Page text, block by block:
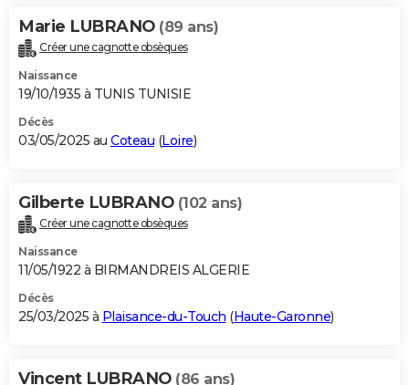
Marie LUBRANO (89 ans)
Créer une cagnotte obsèques
Naissance
19/10/1935 à TUNIS TUNISIE
Décès
03/05/2025 au Coteau (Loire)
Gilberte LUBRANO (102 ans)
Créer une cagnotte obsèques
Naissance
11/05/1922 à BIRMANDREIS ALGERIE
Décès
25/03/2025 à Plaisance-du-Touch (Haute-Garonne)
Vincent LUBRANO (86 ans)